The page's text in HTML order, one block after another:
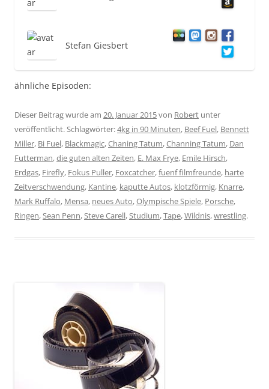
Stefan Giesbert
ähnliche Episoden:
Dieser Beitrag wurde am 20. Januar 2015von Robert unter
veröffentlicht. Schlagwörter:4kg in 90 Minuten, Beef Fuel, Bennett
Miller, Bi Fuel, Blackmagic,Chaning Tatum,Channing Tatum, Dan
Futterman,die guten alten Zeiten, E. Max Frye, Emile Hirsch,
Erdgas, Firefly, Fokus Puller, Foxcatcher,fuenf filmfreunde, harte
Zeitverschwendung, Kantine, kaputte Autos, klotzförmig, Knarre,
Mark Ruffalo, Mensa, neues Auto,Olympische Spiele, Porsche,
Ringen, Sean Penn, Steve Carell, Studium,Tape,Wildnis,wrestling.